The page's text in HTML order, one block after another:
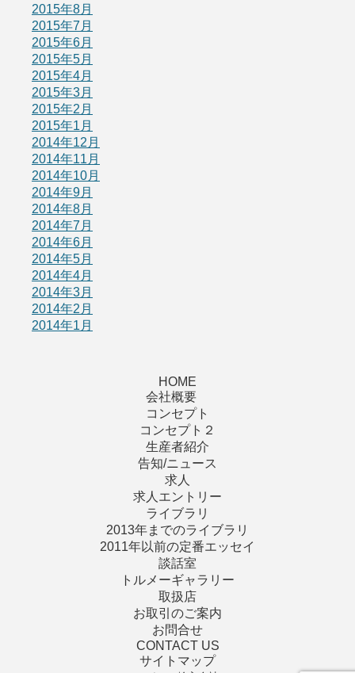
2015年8月
2015年7月
2015年6月
2015年5月
2015年4月
2015年3月
2015年2月
2015年1月
2014年12月
2014年11月
2014年10月
2014年9月
2014年8月
2014年7月
2014年6月
2014年5月
2014年4月
2014年3月
2014年2月
2014年1月
HOME
会社概要
コンセプト
コンセプト２
生産者紹介
告知/ニュース
求人
求人エントリー
ライブラリ
2013年までのライブラリ
2011年以前の定番エッセイ
談話室
トルメーギャラリー
取扱店
お取引のご案内
お問合せ
CONTACT US
サイトマップ